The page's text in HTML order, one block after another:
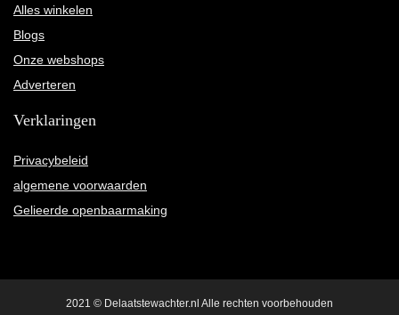
Alles winkelen
Blogs
Onze webshops
Adverteren
Verklaringen
Privacybeleid
algemene voorwaarden
Gelieerde openbaarmaking
2021 © Delaatstewachter.nl Alle rechten voorbehouden